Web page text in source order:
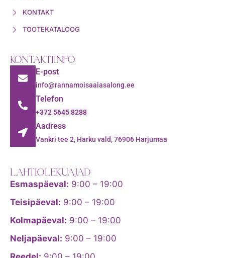
KONTAKT
TOOTEKATALOOG
KONTAKTIINFO
E-post
info@rannamoisaaiasalong.ee
Telefon
+372 5645 8288
Aadress
Vankri tee 2, Harku vald, 76906 Harjumaa
LAHTIOLEKUAJAD
Esmaspäeval: 9:00 – 19:00
Teisipäeval: 9:00 – 19:00
Kolmapäeval: 9:00 – 19:00
Neljapäeval: 9:00 – 19:00